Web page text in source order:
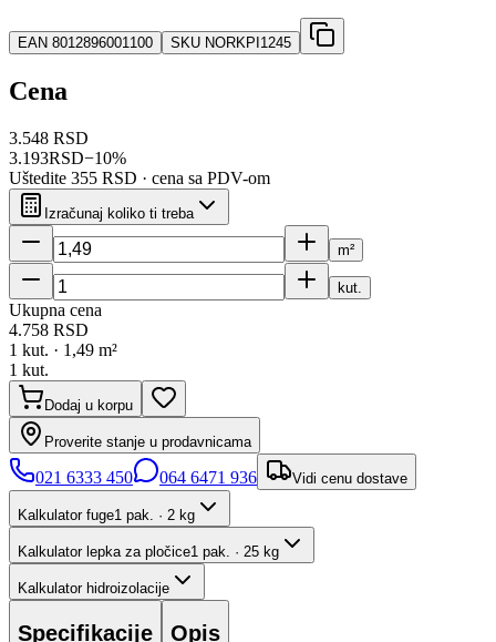
EAN 8012896001100 SKU NORKPI1245
Cena
3.548 RSD
3.193RSD−10%
Uštedite 355 RSD · cena sa PDV-om
Izračunaj koliko ti treba
m²
kut.
Ukupna cena
4.758 RSD
1 kut. · 1,49 m²
1 kut.
Dodaj u korpu
Proverite stanje u prodavnicama
021 6333 450 064 6471 936 Vidi cenu dostave
Kalkulator fuge1 pak. · 2 kg
Kalkulator lepka za pločice1 pak. · 25 kg
Kalkulator hidroizolacije
Specifikacije Opis